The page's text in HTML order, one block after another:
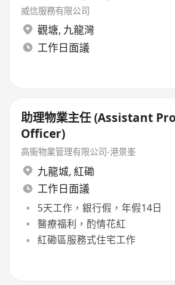
威信服務有限公司
觀塘, 九龍灣
工作日面議
助理物業主任 (Assistant
Officer)
高衞物業管理有限公司-港景峯
九龍城, 紅磡
工作日面議
5天工作，銀行假，年假14日
醫療福利，酌情花紅
紅磡區服務式住宅工作